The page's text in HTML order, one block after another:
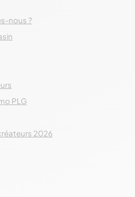
nous ?
PLG
2026